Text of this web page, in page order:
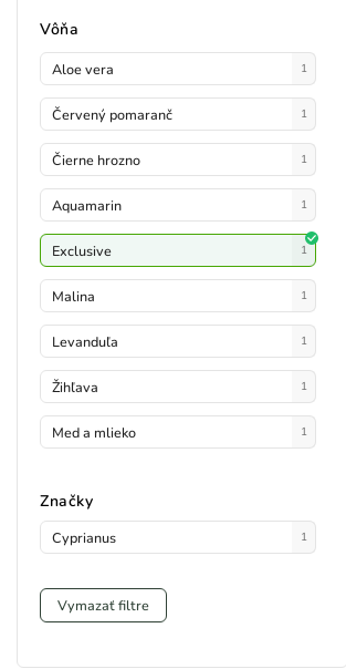
Značky
Cyprianus 1
Vôňa
Aloe vera 1
Červený pomaranč 1
Čierne hrozno 1
Aquamarin 1
Exclusive 1
Malina 1
Levanduľa 1
Žihľava 1
Med a mlieko 1
Vymazať filtre